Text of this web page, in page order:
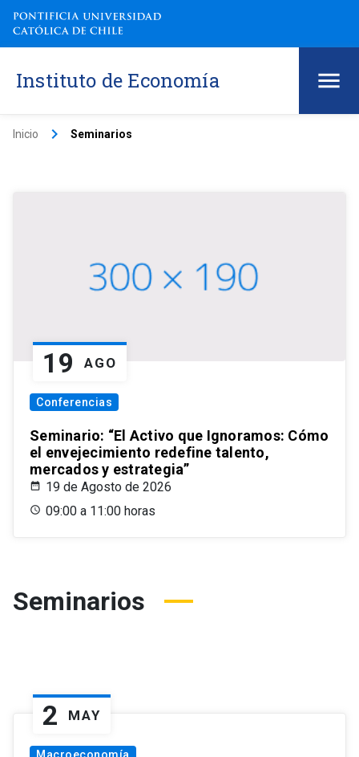
Instituto de Economía
Inicio keyboard_arrow_right Seminarios
19 AGO
Conferencias
Seminario: “El Activo que Ignoramos: Cómo
el envejecimiento redefine talento,
mercados y estrategia”
19 de Agosto de 2026
09:00 a 11:00 horas
Seminarios
2 MAY